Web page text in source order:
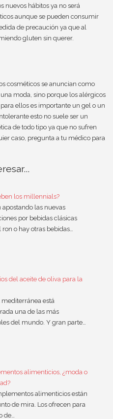
nuevos hábitos ya no será
aunque se pueden consumir
de precaución ya que al
gluten sin querer.
cosméticos se anuncian como
moda, sino porque los alérgicos
ellos es importante un gel o un
esto no suele ser un
de todo tipo ya que no sufren
caso, pregunta a tu médico para
los millennials?
apostando las nuevas
por bebidas clásicas
ron o hay otras bebidas…
del aceite de oliva para la
mediterránea está
una de las más
del mundo. Y gran parte…
alimenticios, ¿moda o
alimenticios están
de mira. Los ofrecen para
de…